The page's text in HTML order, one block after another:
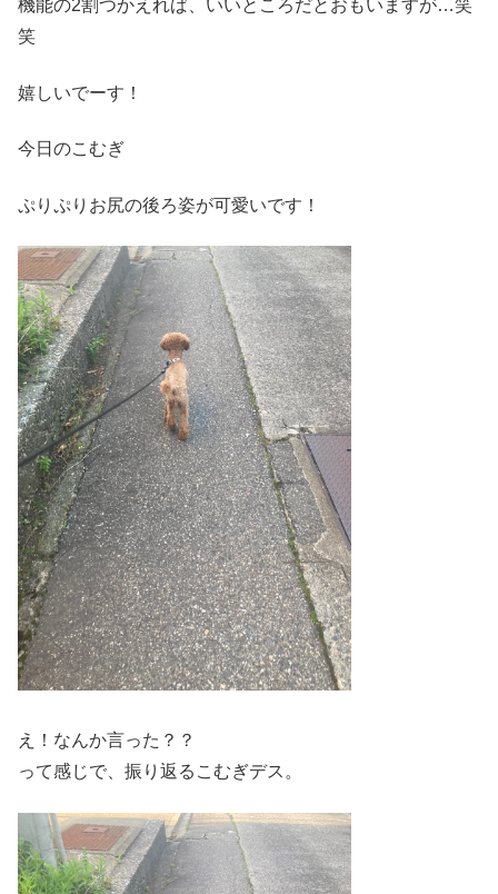
機能の2割つかえれば、いいところだとおもいますが…笑
笑
嬉しいでーす！
今日のこむぎ
ぷりぷりお尻の後ろ姿が可愛いです！
え！なんか言った？？
って感じで、振り返るこむぎデス。